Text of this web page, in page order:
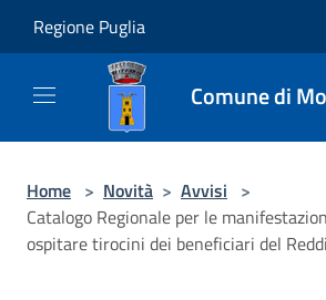
Regione Puglia
Comune di
Home > Novità > Avvisi >
Catalogo Regionale per le
ospitare tirocini dei beneficiari del